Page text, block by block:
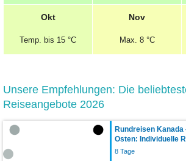
Okt
Temp. bis 15 °C
Nov
Max. 8 °C
Unsere Empfehlungen: Die
Reiseangebote 2026
Rundreisen Kanada
Osten: Individuelle
8 Tage